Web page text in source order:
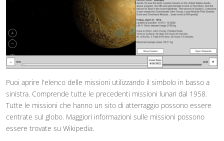
Puoi aprire l'elenco delle missioni utilizzando il simbolo in basso a
sinistra. Comprende tutte le precedenti missioni lunari dal 1958.
Tutte le missioni che hanno un sito di atterraggio possono essere
centrate sul globo. Maggiori informazioni sulle missioni possono
essere trovate su Wikipedia.